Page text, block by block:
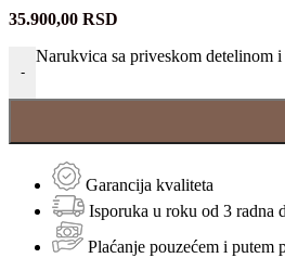
35.900,00 RSD
-
Narukvica sa priveskom detelinom
Garancija kvaliteta
Isporuka u roku od 3 radna
Plaćanje pouzećem i putem